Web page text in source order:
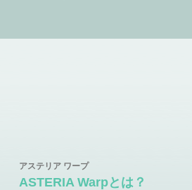
ASTERIA Warpとは？